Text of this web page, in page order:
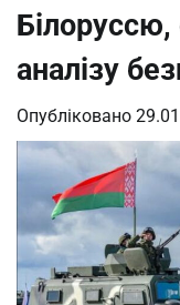
аналізу
Опубліковано